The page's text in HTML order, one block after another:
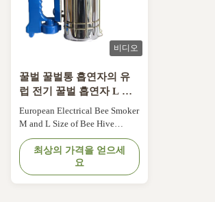
비디오
꿀벌 꿀벌통 흡연자의 유
럽 전기 꿀벌 흡연자 L 크
기
European Electrical Bee Smoker
M and L Size of Bee Hive
Smoker Descriptions of
Electrical Bee Hive Smoker:
Item NO. Size Diameter(cm)
Height(cm) FOB Price
최상의 가격을 얻으세
요